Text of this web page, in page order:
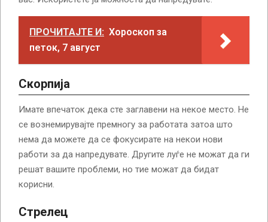
ПРОЧИТАЈТЕ И: Хороскоп за
петок, 7 август
Скорпија
Имате впечаток дека сте заглавени на некое место. Не
се вознемирувајте премногу за работата затоа што
нема да можете да се фокусирате на некои нови
работи за да напредувате. Другите луѓе не можат да ги
решат вашите проблеми, но тие можат да бидат
корисни.
Стрелец